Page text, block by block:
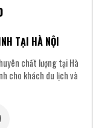
khuẩn rất nhẹ
TẠI HÀ NỘI
chất lượng tại Hà
cho khách du lịch và